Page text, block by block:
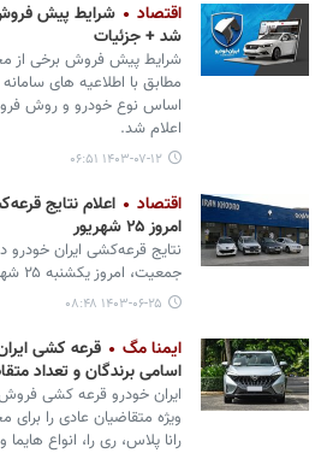
اقتصاد
شرایط پیش فروش
شد + جزئیات
شرایط پیش فروش برخی از
مطابق با اطلاعیه های
اساس نوع خودرو و روش
اعلام شد.
۱۴۰۳-۰۷-۱۲ ۰۶:۵۱
اقتصاد
اعلام نتایج
امروز ۲۵ شهریور
نتایج قرعه‌کشی ایران‌ خودرو
جمعیت، امروز یکشنبه ۲۵ شهریور اعلام می‌شود.
۱۴۰۳-۰۶-۲۵ ۰۸:۴۸
ایمنا مگ
قرعه کشی
اسامی برندگان و تعداد
ایران خودرو قرعه کشی
رانا پلاس، ری را، انواع هایما و